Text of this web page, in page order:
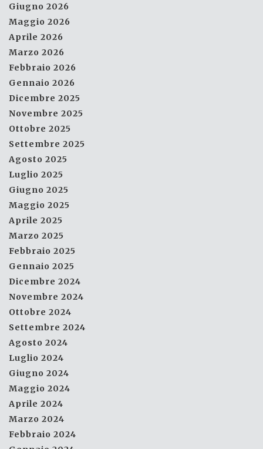
Giugno 2026
Maggio 2026
Aprile 2026
Marzo 2026
Febbraio 2026
Gennaio 2026
Dicembre 2025
Novembre 2025
Ottobre 2025
Settembre 2025
Agosto 2025
Luglio 2025
Giugno 2025
Maggio 2025
Aprile 2025
Marzo 2025
Febbraio 2025
Gennaio 2025
Dicembre 2024
Novembre 2024
Ottobre 2024
Settembre 2024
Agosto 2024
Luglio 2024
Giugno 2024
Maggio 2024
Aprile 2024
Marzo 2024
Febbraio 2024